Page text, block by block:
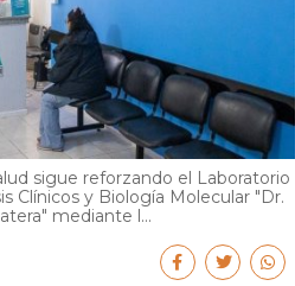
sigue reforzando el Laboratorio
Clínicos y Biología Molecular "Dr.
mediante l...